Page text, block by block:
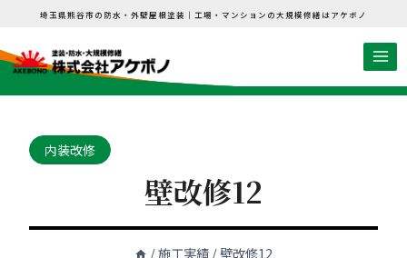
を
埼玉県熊谷市の防水・外壁屋根塗装｜工場・マンションの大規模修繕はアケボノ
内装改修
壁改修12
/施工実績/壁改修12